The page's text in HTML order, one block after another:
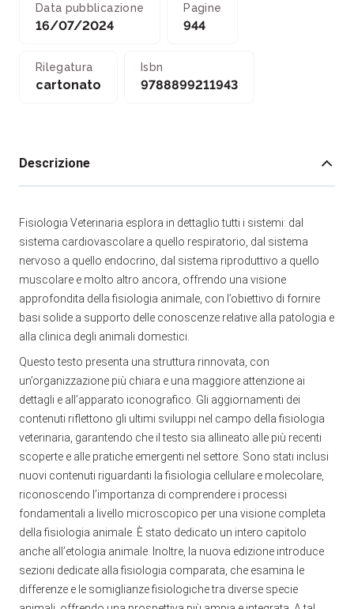
Data pubblicazione
16/07/2024
Pagine
944
Rilegatura
cartonato
Isbn
9788899211943
Descrizione
Fisiologia Veterinaria esplora in dettaglio tutti i sistemi: dal
sistema cardiovascolare a quello respiratorio, dal sistema
nervoso a quello endocrino, dal sistema riproduttivo a quello
muscolare e molto altro ancora, offrendo una visione
approfondita della fisiologia animale, con l’obiettivo di fornire
basi solide a supporto delle conoscenze relative alla patologia e
alla clinica degli animali domestici.
Questo testo presenta una struttura rinnovata, con
un’organizzazione più chiara e una maggiore attenzione ai
dettagli e all’apparato iconografico. Gli aggiornamenti dei
contenuti riflettono gli ultimi sviluppi nel campo della fisiologia
veterinaria, garantendo che il testo sia allineato alle più recenti
scoperte e alle pratiche emergenti nel settore. Sono stati inclusi
nuovi contenuti riguardanti la fisiologia cellulare e molecolare,
riconoscendo l’importanza di comprendere i processi
fondamentali a livello microscopico per una visione completa
della fisiologia animale. È stato dedicato un intero capitolo
anche all’etologia animale. Inoltre, la nuova edizione introduce
sezioni dedicate alla fisiologia comparata, che esamina le
differenze e le somiglianze fisiologiche tra diverse specie